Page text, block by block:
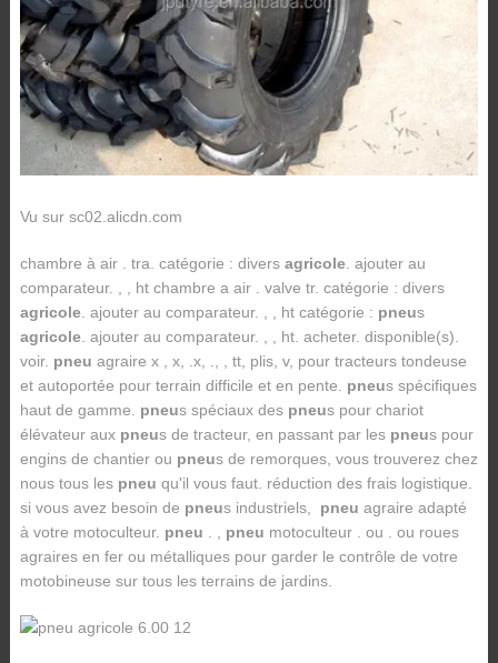
Vu sur sc02.alicdn.com
chambre à air . tra. catégorie : divers agricole. ajouter au
comparateur. , , ht chambre a air . valve tr. catégorie : divers
agricole. ajouter au comparateur. , , ht catégorie : pneus
agricole. ajouter au comparateur. , , ht. acheter. disponible(s).
voir. pneu agraire x , x, .x, ., , tt, plis, v, pour tracteurs tondeuse
et autoportée pour terrain difficile et en pente. pneus spécifiques
haut de gamme. pneus spéciaux des pneus pour chariot
élévateur aux pneus de tracteur, en passant par les pneus pour
engins de chantier ou pneus de remorques, vous trouverez chez
nous tous les pneu qu'il vous faut. réduction des frais logistique.
si vous avez besoin de pneus industriels, pneu agraire adapté
à votre motoculteur. pneu pneu motoculteur . ou . ou roues
agraires en fer ou métalliques pour garder le contrôle de votre
motobineuse sur tous les terrains de jardins.